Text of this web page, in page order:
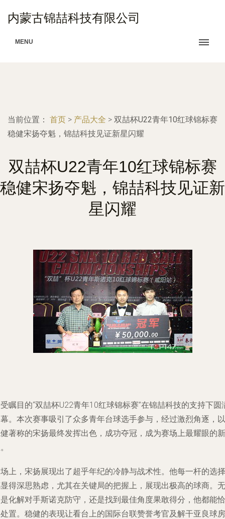
内蒙古锦喆科技有限公司
MENU
当前位置： 首页 > 产品大全 > 双喆杯U22青年10红球锦标赛
稳健宋扬夺魁，锦喆科技见证新星闪耀
双喆杯U22青年10红球锦标赛
稳健宋扬夺魁，锦喆科技见证新
星闪耀
瞩目的“双喆杯U22青年10红球锦标赛”在锦喆科技的支持下圆
。本次赛事吸引了众多青年台球选手参与，经过激烈角逐，以
著称的宋扬最终发挥出色，成功夺冠，成为赛场上最耀眼的新
上，宋扬展现出了超乎年纪的冷静与战术性。他每一杆的选择
得深思熟虑，尤其在关键局的把握上，展现出极高的球商。无
化解对手斯诺克防守，还是找到最佳角度果敢得分，他都能恰
置。稳健的表现让看台上的国际台联赞誉考官及解干亚良球房